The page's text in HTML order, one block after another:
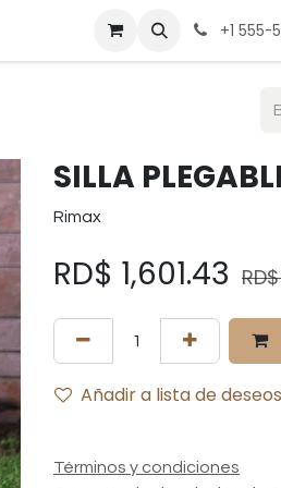
Muebles +1 555-
SILLA
Rimax
RD$ 1,601.43
Añadir a lista de deseos
Términos y condiciones